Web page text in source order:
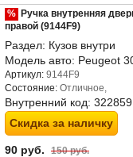
% Ручка внутренняя
правой (9144F9)
Раздел: Кузов внутри
Модель авто: Peugeot
Артикул: 9144F9
Состояние: Отличное,
Внутренний код: 322859
Скидка за наличку
90 руб. 150 руб.